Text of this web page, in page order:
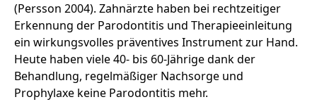
(Persson 2004). Zahnärzte haben bei rechtzeitiger
Erkennung der Parodontitis und Therapieeinleitung
ein wirkungsvolles präventives Instrument zur Hand.
Heute haben viele 40- bis 60-Jährige dank der
Behandlung, regelmäßiger Nachsorge und
Prophylaxe keine Parodontitis mehr.